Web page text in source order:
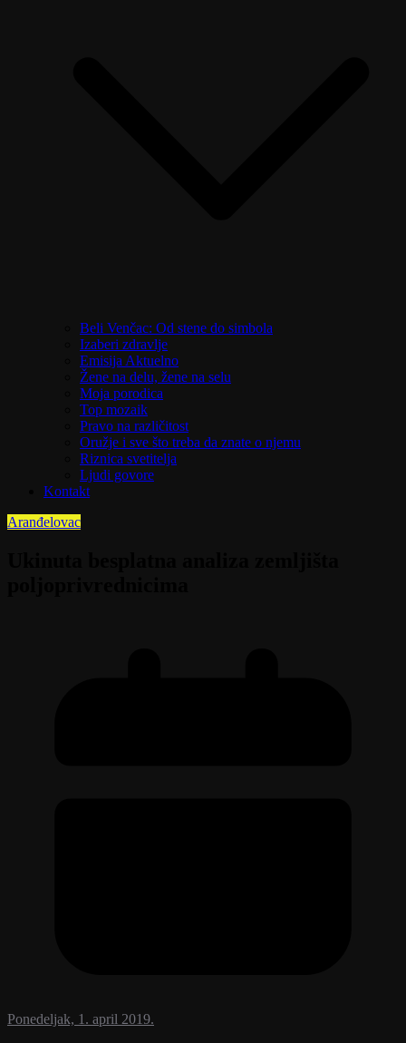
Beli Venčac: Od stene do simbola
Izaberi zdravlje
Emisija Aktuelno
Žene na delu, žene na selu
Moja porodica
Top mozaik
Pravo na različitost
Oružje i sve što treba da znate o njemu
Riznica svetitelja
Ljudi govore
Kontakt
Aranđelovac
Ponedeljak, 1. april 2019.